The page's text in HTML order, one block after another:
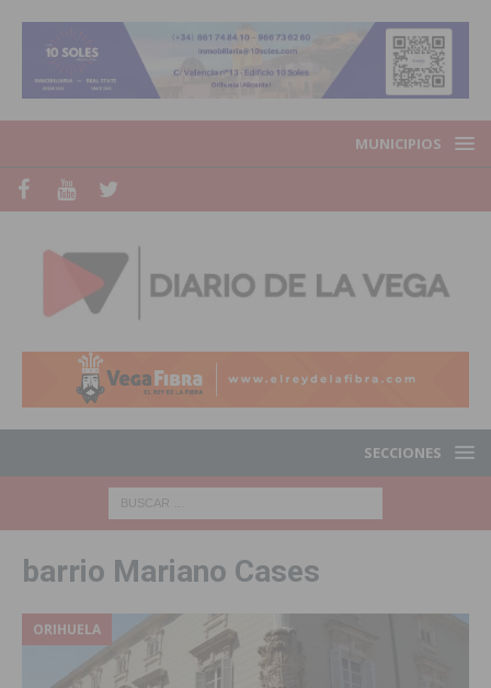
MUNICIPIOS
SECCIONES
barrio Mariano Cases
ORIHUELA